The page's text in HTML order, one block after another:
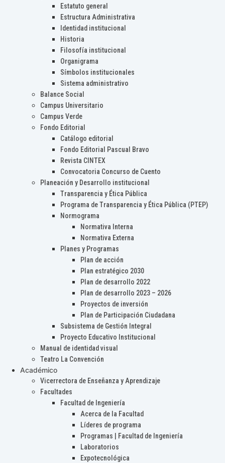
Estatuto general
Estructura Administrativa
Identidad institucional
Historia
Filosofía institucional
Organigrama
Símbolos institucionales
Sistema administrativo
Balance Social
Campus Universitario
Campus Verde
Fondo Editorial
Catálogo editorial
Fondo Editorial Pascual Bravo
Revista CINTEX
Convocatoria Concurso de Cuento
Planeación y Desarrollo institucional
Transparencia y Ética Pública
Programa de Transparencia y Ética Pública (PTEP)
Normograma
Normativa Interna
Normativa Externa
Planes y Programas
Plan de acción
Plan estratégico 2030
Plan de desarrollo 2022
Plan de desarrollo 2023 – 2026
Proyectos de inversión
Plan de Participación Ciudadana
Subsistema de Gestión Integral
Proyecto Educativo Institucional
Manual de identidad visual
Teatro La Convención
Académico
Vicerrectora de Enseñanza y Aprendizaje
Facultades
Facultad de Ingeniería
Acerca de la Facultad
Líderes de programa
Programas | Facultad de Ingeniería
Laboratorios
Expotecnológica